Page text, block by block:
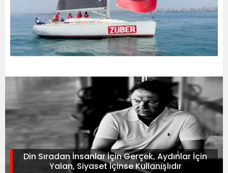
Din Sıradan İnsanlar İçin Gerçek, Aydınlar İçin
Yalan, Siyaset İçinse Kullanışlıdır